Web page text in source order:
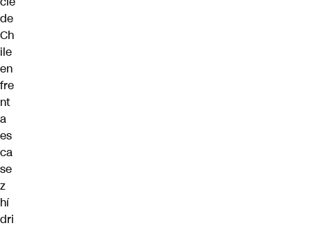
de
Ch
ile
en
fre
nt
a
es
ca
se
z
hí
dri